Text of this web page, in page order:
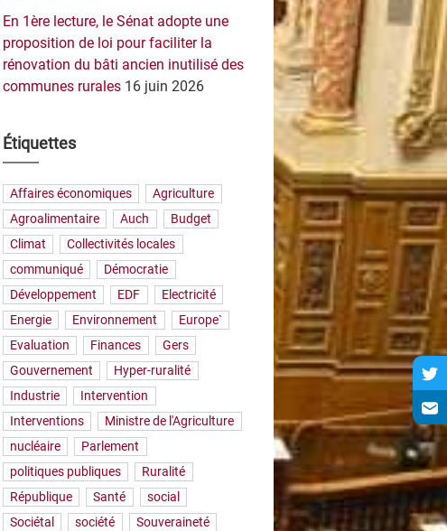
En 1ère lecture, le Sénat adopte une
proposition de loi pour faciliter la
rénovation du bâti ancien inutilisé des
communes rurales 16 juin 2026
Étiquettes
Affaires économiques
Agriculture
Agroalimentaire
Auch
Budget
Climat
Collectivités locales
communiqué
Démocratie
Développement
EDF
Electricité
Energie
Environnement
Europe`
Evaluation
Finances
Gers
Gouvernement
Hyper-ruralité
Industrie
Intervention
Interventions
Ministre de l'Agriculture
nucléaire
Parlement
politiques publiques
Ruralité
République
Santé
social
Sociétal
société
Souveraineté